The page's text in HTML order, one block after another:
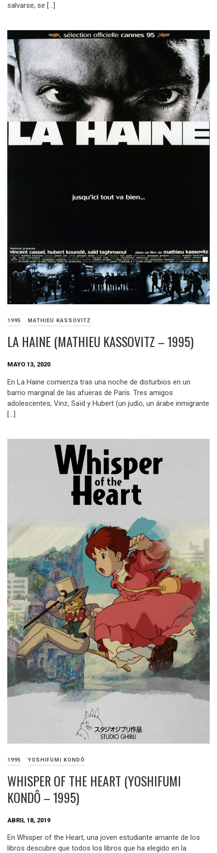
salvarse, se […]
1995 MATHIEU KASSOVITZ
LA HAINE (MATHIEU KASSOVITZ – 1995)
MAYO 13, 2020
En La Haine comienza tras una noche de disturbios en un
barrio marginal de las afueras de París. Tres amigos
adolescentes, Vinz, Saïd y Hubert (un judío, un árabe inmigrante
[…]
1995 YOSHIFUMI KONDÔ
WHISPER OF THE HEART (YOSHIFUMI
KONDÔ – 1995)
ABRIL 18, 2019
En Whisper of the Heart, una joven estudiante amante de los
libros descubre que todos los libros que ha elegido en la